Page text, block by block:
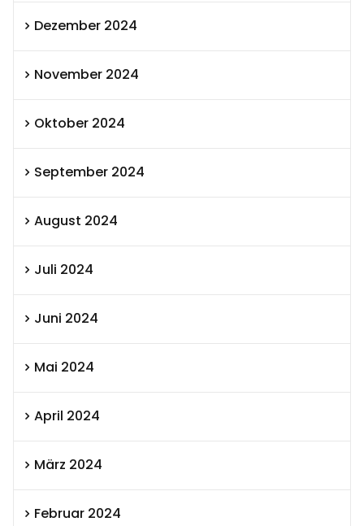
Dezember 2024
November 2024
Oktober 2024
September 2024
August 2024
Juli 2024
Juni 2024
Mai 2024
April 2024
März 2024
Februar 2024